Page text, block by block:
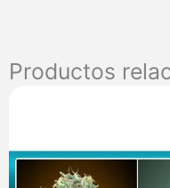
cantidad
Productos